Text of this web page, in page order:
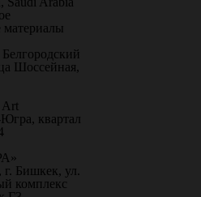
материалы
Шоссейная,
Art
квартал
Бишкек, ул.
комплекс